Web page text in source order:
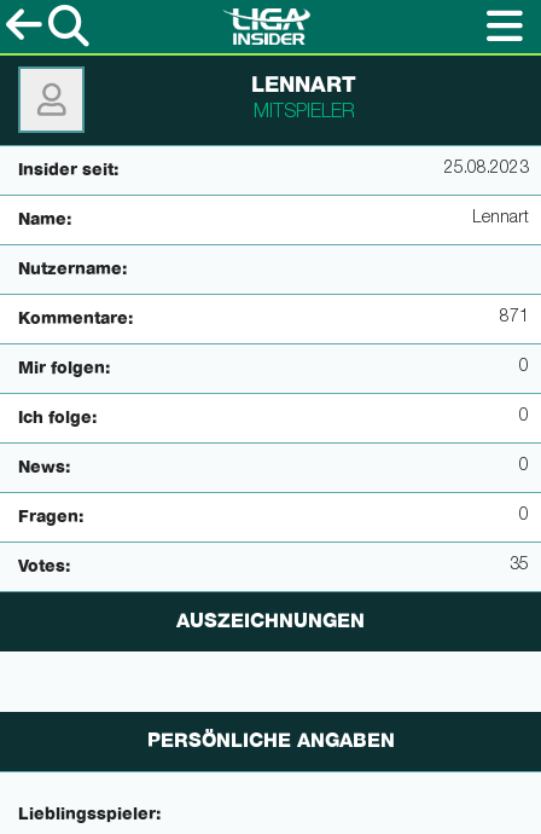
LENNART
MITSPIELER
Insider seit: 25.08.2023
Name: Lennart
Nutzername:
Kommentare: 871
Mir folgen: 0
Ich folge: 0
News: 0
Fragen: 0
Votes: 35
AUSZEICHNUNGEN
PERSÖNLICHE ANGABEN
Lieblingsspieler: